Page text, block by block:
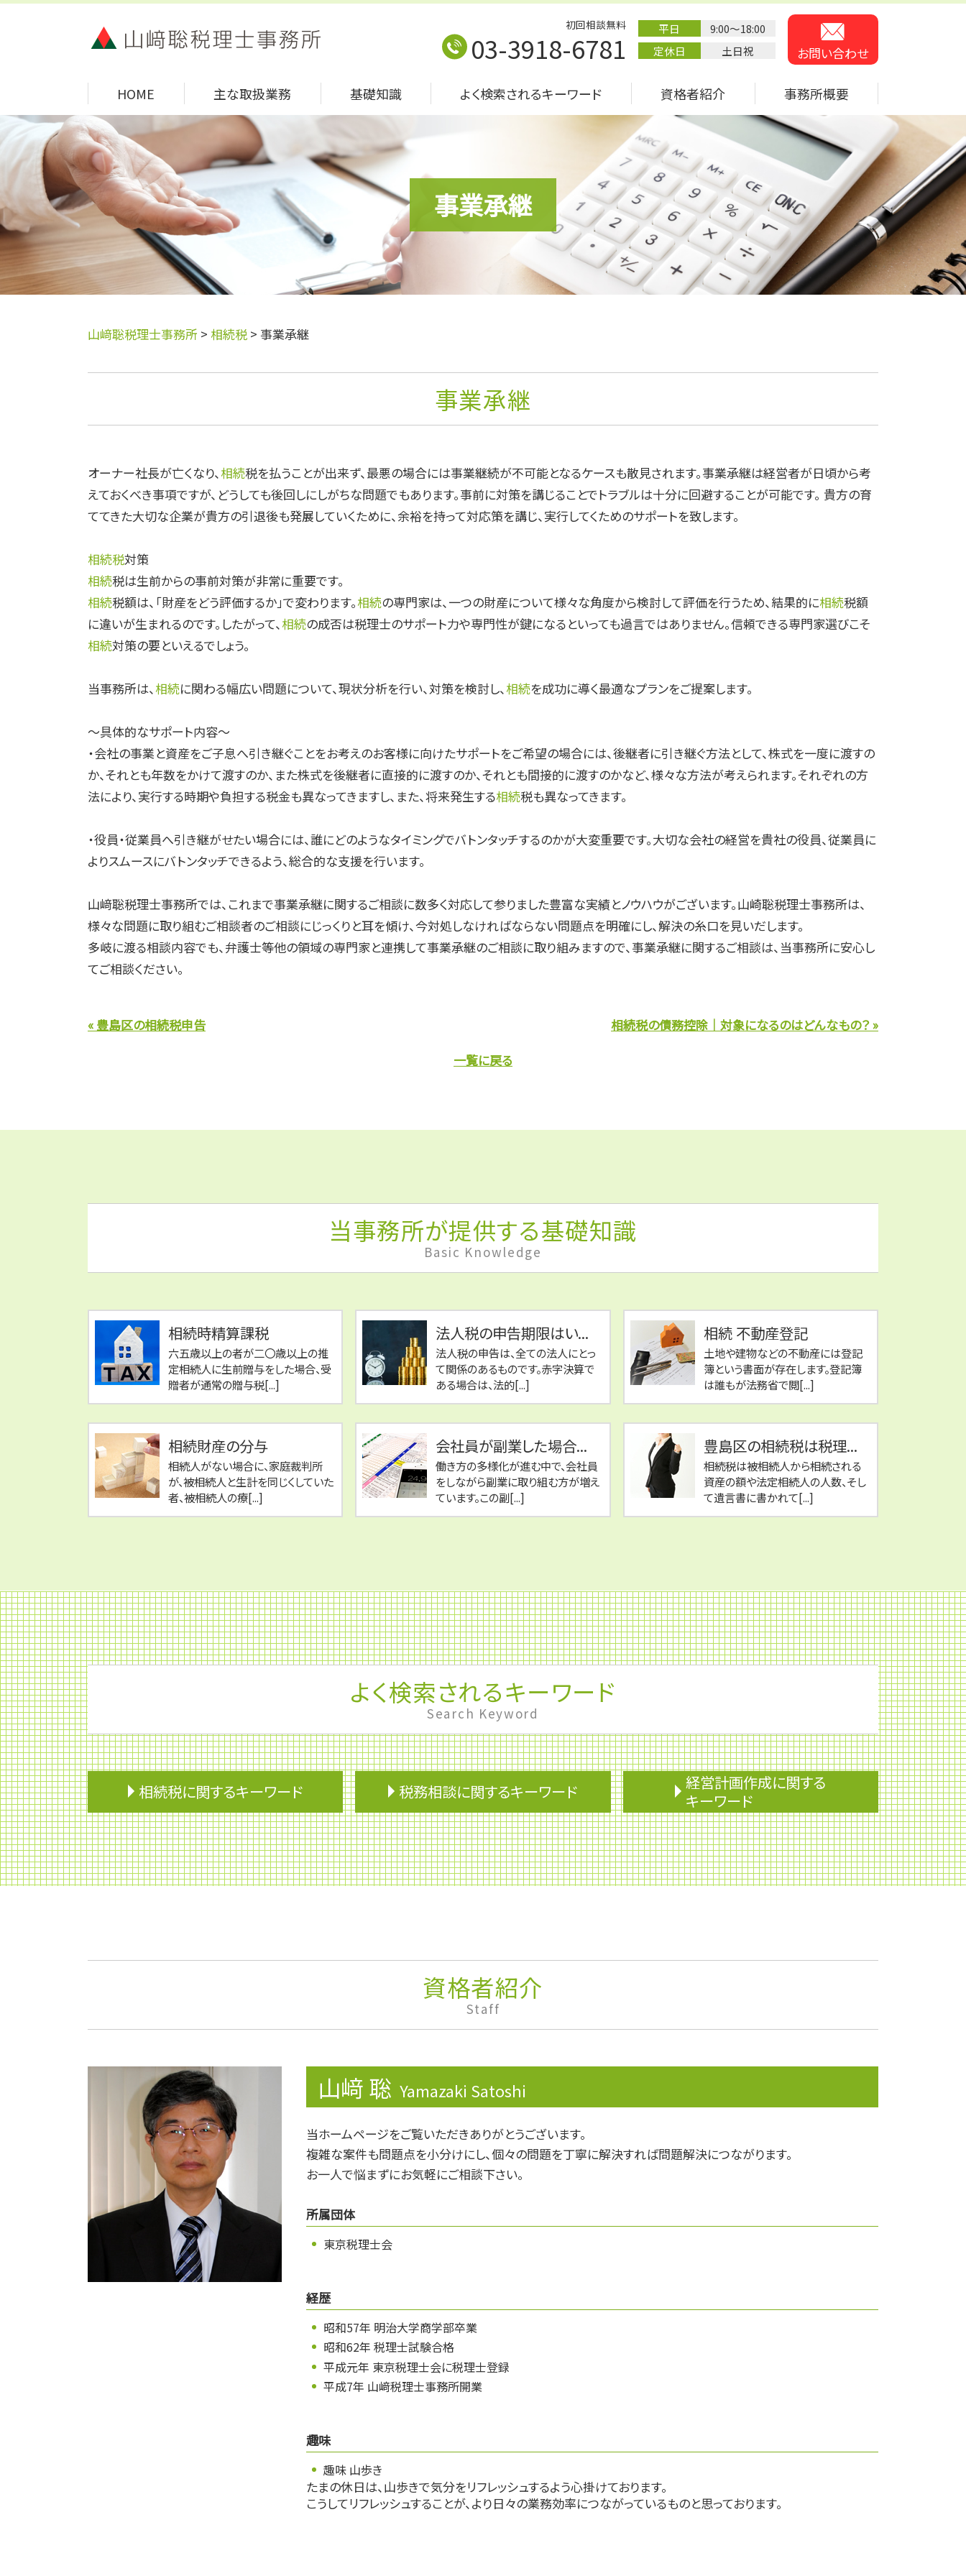
事業承継
初回相談無料
03-3918-6781
平日
9:00～18:00
定休日
土日祝 お問い合わせ
HOME 主な取扱業務 基礎知識 よく検索されるキーワード 資格者紹介 事務所概要
山﨑聡税理士事務所 > 相続税 > 事業承継
事業承継
オーナー社長が亡くなり、相続税を払うことが出来ず、最悪の場合には事業継続が不可能となるケースも散見されます。事業承継は経営者が日頃から考
えておくべき事項ですが、どうしても後回しにしがちな問題でもあります。事前に対策を講じることでトラブルは十分に回避することが可能です。 貴方の育
ててきた大切な企業が貴方の引退後も発展していくために、余裕を持って対応策を講じ、実行してくためのサポートを致します。
相続税対策
相続税は生前からの事前対策が非常に重要です。
相続税額は、「財産をどう評価するか」で変わります。相続の専門家は、一つの財産について様々な角度から検討して評価を行うため、結果的に相続税額
に違いが生まれるのです。したがって、相続の成否は税理士のサポート力や専門性が鍵になるといっても過言ではありません。信頼できる専門家選びこそ
相続対策の要といえるでしょう。
当事務所は、相続に関わる幅広い問題について、現状分析を行い、対策を検討し、相続を成功に導く最適なプランをご提案します。
～具体的なサポート内容～
・会社の事業と資産をご子息へ引き継ぐことをお考えのお客様に向けたサポートをご希望の場合には、後継者に引き継ぐ方法として、株式を一度に渡すの
か、それとも年数をかけて渡すのか、また株式を後継者に直接的に渡すのか、それとも間接的に渡すのかなど、様々な方法が考えられます。それぞれの方
法により、実行する時期や負担する税金も異なってきますし、また、将来発生する相続税も異なってきます。
・役員・従業員へ引き継がせたい場合には、誰にどのようなタイミングでバトンタッチするのかが大変重要です。大切な会社の経営を貴社の役員、従業員に
よりスムースにバトンタッチできるよう、総合的な支援を行います。
山﨑聡税理士事務所では、これまで事業承継に関するご相談に数多く対応して参りました豊富な実績とノウハウがございます。山崎聡税理士事務所は、
様々な問題に取り組むご相談者のご相談にじっくりと耳を傾け、今対処しなければならない問題点を明確にし、解決の糸口を見いだします。
多岐に渡る相談内容でも、弁護士等他の領域の専門家と連携して事業承継のご相談に取り組みますので、事業承継に関するご相談は、当事務所に安心し
てご相談ください。
« 豊島区の相続税申告
相続税の債務控除｜対象になるのはどんなもの？ »
一覧に戻る
当事務所が提供する基礎知識
Basic Knowledge
相続時精算課税
六五歳以上の者が二〇歳以上の推
定相続人に生前贈与をした場合、受
贈者が通常の贈与税[...]
法人税の申告期限はい...
法人税の申告は、全ての法人にとっ
て関係のあるものです。赤字決算で
ある場合は、法的[...]
相続 不動産登記
土地や建物などの不動産には登記
簿という書面が存在します。登記簿
は誰もが法務省で閲[...]
相続財産の分与
相続人がない場合に、家庭裁判所
が、被相続人と生計を同じくしていた
者、被相続人の療[...]
会社員が副業した場合...
働き方の多様化が進む中で、会社員
をしながら副業に取り組む方が増え
ています。この副[...]
豊島区の相続税は税理...
相続税は被相続人から相続される
資産の額や法定相続人の人数、そし
て遺言書に書かれて[...]
よく検索されるキーワード
Search Keyword
相続税に関するキーワード
相続 養子
分割協議
準確定申告 還付 期限
贈与税 非課税
相続対策
戸籍 相続
相続トラブル
遺留分 相続
使用貸借 相続
税理士 節税
マンション 相続税
相続 非課税
改正農地法
税務相談に関するキーワード
マネジメントサポート
銀行融資 必要書類
有価証券取引税
期限後申告
銀行融資 審査
無申告加算税
リスクマネジメント
資金繰り
売上税
記帳代行
滞納処分
確定申告 不動産所得
財形貯蓄 個人
経営計画作成に関する
キーワード
ライフプランニング
安定株主
監査役
株主優待
株式消却
資産運用
企業会計
資格者紹介
Staff
山﨑 聡 Yamazaki Satoshi
当ホームページをご覧いただきありがとうございます。
複雑な案件も問題点を小分けにし、個々の問題を丁寧に解決すれば問題解決につながります。
お一人で悩まずにお気軽にご相談下さい。
所属団体
東京税理士会
経歴
昭和57年 明治大学商学部卒業
昭和62年 税理士試験合格
平成元年 東京税理士会に税理士登録
平成7年 山﨑税理士事務所開業
趣味
趣味 山歩き
たまの休日は、山歩きで気分をリフレッシュするよう心掛けております。
こうしてリフレッシュすることが、より日々の業務効率につながっているものと思っております。